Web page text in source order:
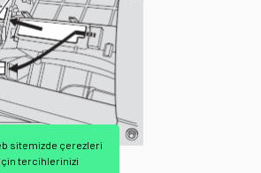
sitemizde çerezleri
tercihlerinizi